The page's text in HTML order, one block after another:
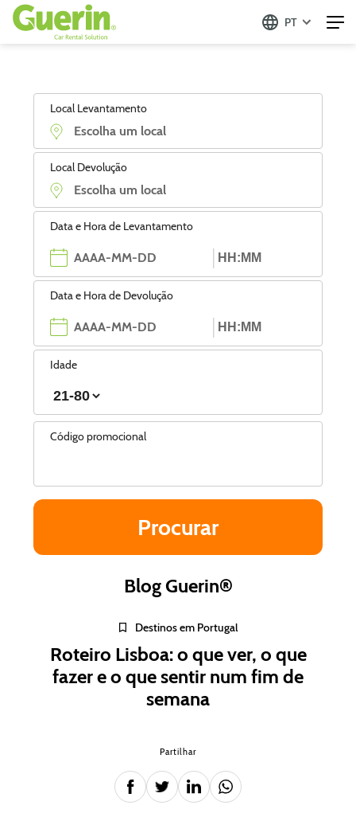
PT
Local Levantamento
Local Devolução
Data e Hora de Levantamento
Data e Hora de Devolução
Idade
Código promocional
Blog Guerin®
Destinos em Portugal
Roteiro Lisboa: o que ver, o que
fazer e o que sentir num fim de
semana
Partilhar